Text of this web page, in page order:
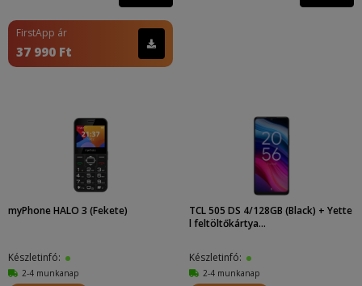
FirstApp ár
37 990 Ft
myPhone HALO 3 (Fekete)
Készletinfó:
2-4 munkanap
TCL 505 DS 4/128GB (Black) + Yette
l feltöltőkártya...
Készletinfó:
2-4 munkanap